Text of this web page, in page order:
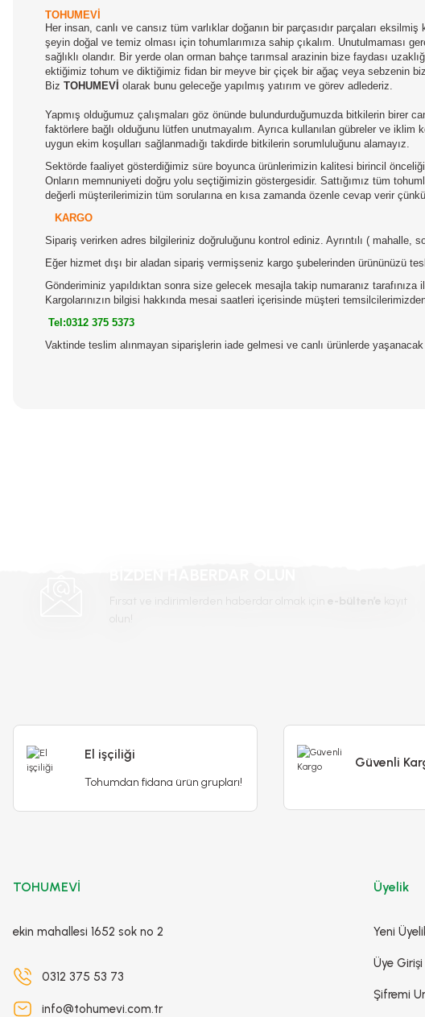
TOHUMEVİ
Her insan, canlı ve cansız tüm varlıklar doğanın bir parçasıdır parçaları
şeyin doğal ve temiz olması için tohumlarımıza sahip çıkalım. Unutulmaması
sağlıklı olandır. Bir yerde olan orman bahçe tarımsal arazinin bize faydası
ektiğimiz tohum ve diktiğimiz fidan bir meyve bir çiçek bir ağaç veya sebzenin
Biz TOHUMEVİ olarak bunu geleceğe yapılmış yatırım ve görev adlederiz.
Yapmış olduğumuz çalışmaları göz önünde bulundurduğumuzda bitkilerin birer
faktörlere bağlı olduğunu lütfen unutmayalım. Ayrıca kullanılan gübreler ve
uygun ekim koşulları sağlanmadığı takdirde bitkilerin sorumluluğunu alamayız.
Sektörde faaliyet gösterdiğimiz süre boyunca ürünlerimizin kalitesi birincil
Onların memnuniyeti doğru yolu seçtiğimizin göstergesidir. Sattığımız tüm
değerli müşterilerimizin tüm sorularına en kısa zamanda özenle cevap verir
KARGO
Sipariş verirken adres bilgileriniz doğruluğunu kontrol ediniz. Ayrıntılı ( mahalle,
Eğer hizmet dışı bir aladan sipariş vermişseniz kargo şubelerinden ürününüzü
Gönderiminiz yapıldıktan sonra size gelecek mesajla takip numaranız
Kargolarınızın bilgisi hakkında mesai saatleri içerisinde müşteri
Tel:0312 375 5373
Vaktinde teslim alınmayan siparişlerin iade gelmesi ve canlı ürünlerde
El işçiliği
Tohumdan fidana ürün grupları!
Güvenli
TOHUMEVİ
ekin mahallesi 1652 sok no 2
0312 375 53 73
info@tohumevi.com.tr
Üyelik
Yeni
Üye Girişi
Şifremi